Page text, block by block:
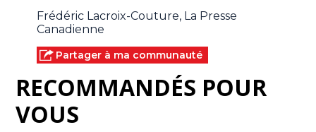
Frédéric Lacroix-Couture, La Presse
Canadienne
Partager à ma communauté
RECOMMANDÉS POUR
VOUS